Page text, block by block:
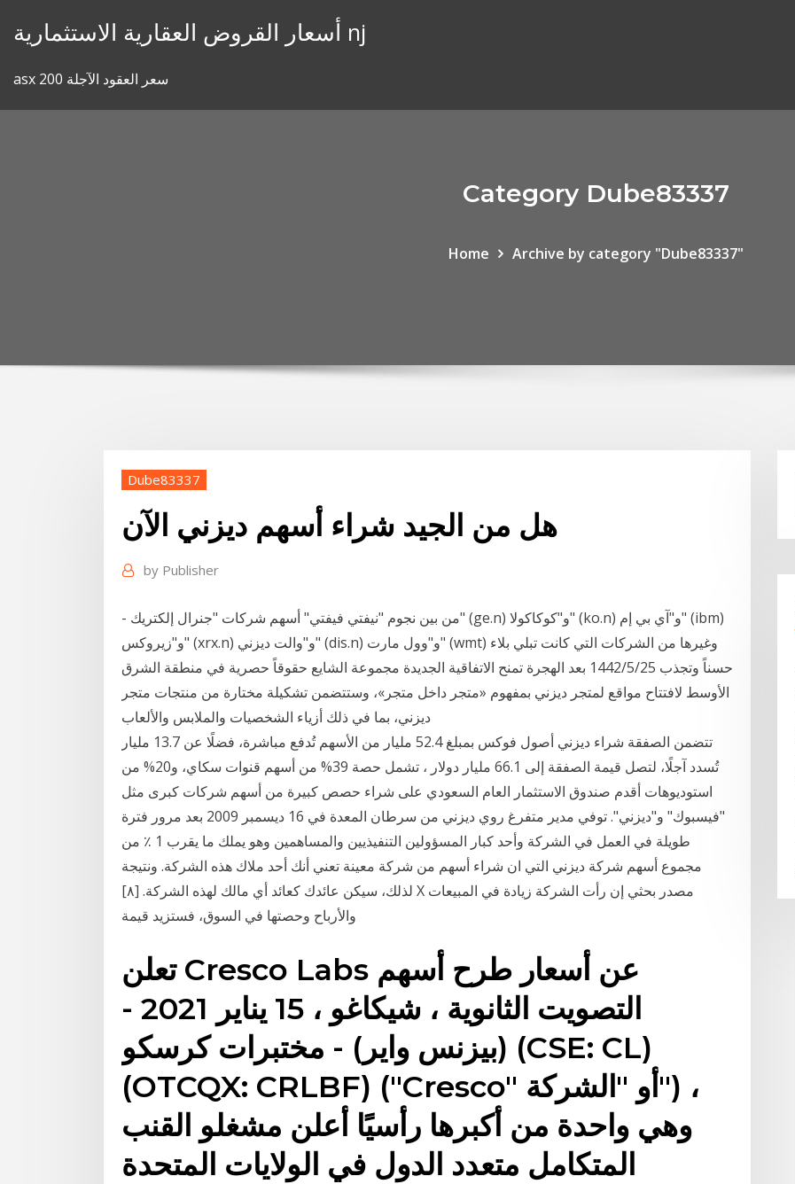
أسعار القروض العقارية الاستثمارية nj
asx 200 سعر العقود الآجلة
Category Dube83337
Home Archive by category "Dube83337"
Dube83337
هل من الجيد شراء أسهم ديزني الآن
by Publisher
- من بين نجوم "نيفتي فيفتي" أسهم شركات "جنرال إلكتريك" (ge.n) و"كوكاكولا" (ko.n) و"آي بي إم" (ibm)
و"زيروكس" (xrx.n) و"والت ديزني" (dis.n) و"وول مارت" (wmt) وغيرها من الشركات التي كانت تبلي بلاء
حسناً وتجذب 25‏‏/5‏‏/1442 بعد الهجرة تمنح الاتفاقية الجديدة مجموعة الشايع حقوقاً حصرية في منطقة الشرق
الأوسط لافتتاح مواقع لمتجر ديزني بمفهوم «متجر داخل متجر»، وستتضمن تشكيلة مختارة من منتجات متجر
ديزني، بما في ذلك أزياء الشخصيات والملابس والألعاب
تتضمن الصفقة شراء ديزني أصول فوكس بمبلغ 52.4 مليار من الأسهم تُدفع مباشرة، فضلًا عن 13.7 مليار
تُسدد آجلًا، لتصل قيمة الصفقة إلى 66.1 مليار دولار ، تشمل حصة 39% من أسهم قنوات سكاي، و20% من
استوديوهات أقدم صندوق الاستثمار العام السعودي على شراء حصص كبيرة من أسهم شركات كبرى مثل
"فيسبوك" و"ديزني". توفي مدير متفرغ روي ديزني من سرطان المعدة في 16 ديسمبر 2009 بعد مرور فترة
طويلة في العمل في الشركة وأحد كبار المسؤولين التنفيذيين والمساهمين وهو يملك ما يقرب 1 ٪ من
مجموع أسهم شركة ديزني التي ان شراء أسهم من شركة معينة تعني أنك أحد ملاك هذه الشركة. ونتيجة
لذلك، سيكن عائدك كعائد أي مالك لهذه الشركة. [٨] X مصدر بحثي إن رأت الشركة زيادة في المبيعات
والأرباح وحصتها في السوق، فستزيد قيمة
تعلن Cresco Labs عن أسعار طرح أسهم
التصويت الثانوية ، شيكاغو ، 15 يناير 2021 -
(بيزنس واير) - مختبرات كرسكو (CSE: CL)
(OTCQX: CRLBF) ("Cresco" أو "الشركة") ،
وهي واحدة من أكبرها رأسيًا أعلن مشغلو القنب
المتكامل متعدد الدول في الولايات المتحدة